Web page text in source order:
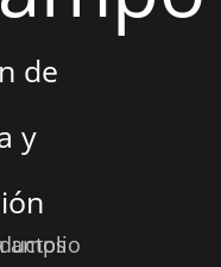
de
y
productos